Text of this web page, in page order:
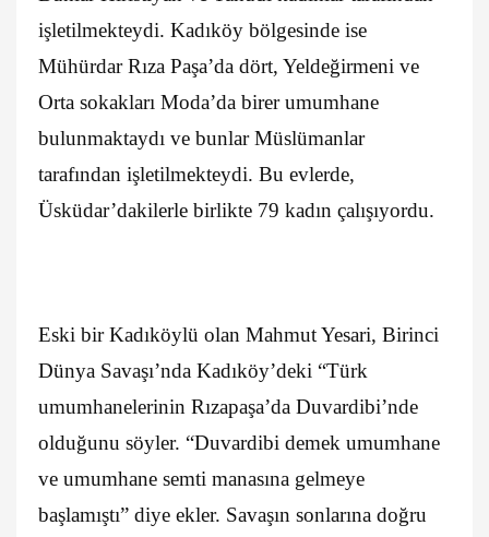
işletilmekteydi. Kadıköy bölgesinde ise
Mühürdar Rıza Paşa’da dört, Yeldeğirmeni ve
Orta sokakları Moda’da birer umumhane
bulunmaktaydı ve bunlar Müslümanlar
tarafından işletilmekteydi. Bu evlerde,
Üsküdar’dakilerle birlikte 79 kadın çalışıyordu.
Eski bir Kadıköylü olan Mahmut Yesari, Birinci
Dünya Savaşı’nda Kadıköy’deki “Türk
umumhanelerinin Rızapaşa’da Duvardibi’nde
olduğunu söyler. “Duvardibi demek umumhane
ve umumhane semti manasına gelmeye
başlamıştı” diye ekler. Savaşın sonlarına doğru